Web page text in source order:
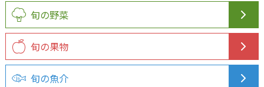
旬の野菜
旬の果物
旬の魚介